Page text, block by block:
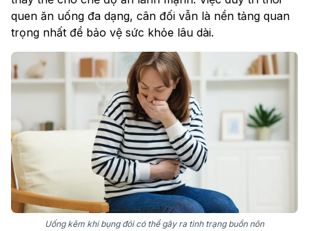
quen ăn uống đa dạng, cân đối vẫn là nền tảng quan
trọng nhất để bảo vệ sức khỏe lâu dài.
Uống kẽm khi bụng đói có thể gây ra tình trạng buồn nôn